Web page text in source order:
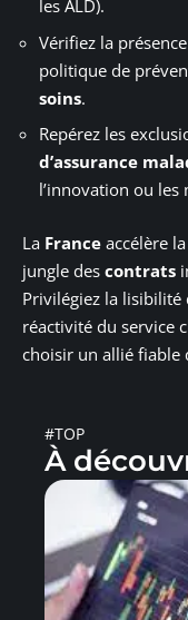
les ALD).
Vérifiez la
politique de
soins.
Repérez les
d’assurance
l’innovation ou les
La France accélère
jungle des contrats
Privilégiez la lisibilité
réactivité du service
choisir un allié fiable
#TOP
À